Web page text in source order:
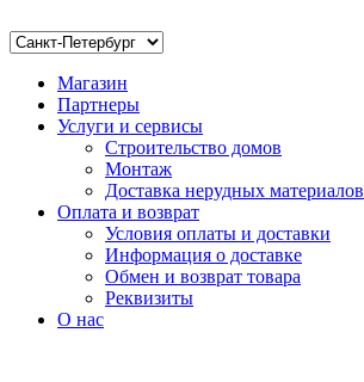
Магазин
Партнеры
Услуги и сервисы
Строительство домов
Монтаж
Доставка нерудных материалов
Оплата и возврат
Условия оплаты и доставки
Информация о доставке
Обмен и возврат товара
Реквизиты
О нас